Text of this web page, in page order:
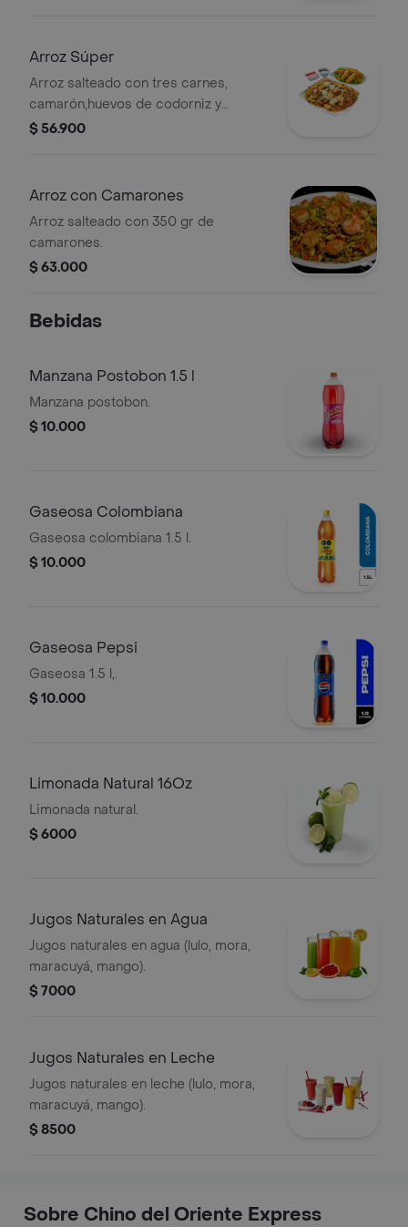
Arroz Súper
Arroz salteado con tres carnes,
camarón,huevos de codorniz y
acompaño de dos alas y una lumpia.
$ 56.900
Arroz con Camarones
Arroz salteado con 350 gr de
camarones.
$ 63.000
Bebidas
Manzana Postobon 1.5 l
Manzana postobon.
$ 10.000
Gaseosa Colombiana
Gaseosa colombiana 1.5 l.
$ 10.000
Gaseosa Pepsi
Gaseosa 1.5 l,.
$ 10.000
Limonada Natural 16Oz
Limonada natural.
$ 6000
Jugos Naturales en Agua
Jugos naturales en agua (lulo, mora,
maracuyá, mango).
$ 7000
Jugos Naturales en Leche
Jugos naturales en leche (lulo, mora,
maracuyá, mango).
$ 8500
Sobre Chino del Oriente Express